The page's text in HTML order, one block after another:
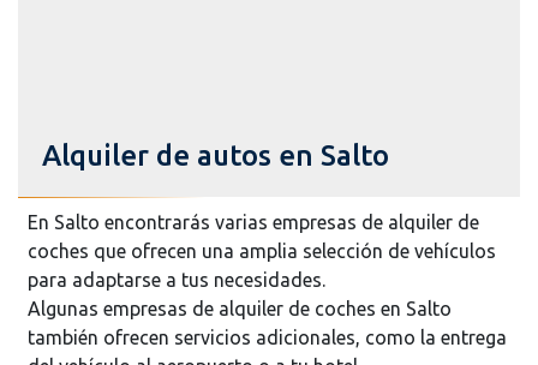
Alquiler de autos en Salto
En Salto encontrarás varias empresas de alquiler de
coches que ofrecen una amplia selección de vehículos
para adaptarse a tus necesidades.
Algunas empresas de alquiler de coches en Salto
también ofrecen servicios adicionales, como la entrega